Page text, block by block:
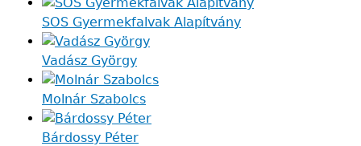
SOS Gyermekfalvak Alapítvány
Vadász György
Molnár Szabolcs
Bárdossy Péter